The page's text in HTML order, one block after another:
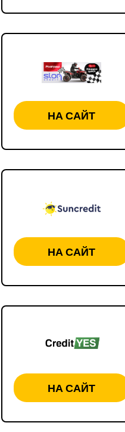
НА САЙТ
НА САЙТ
НА САЙТ